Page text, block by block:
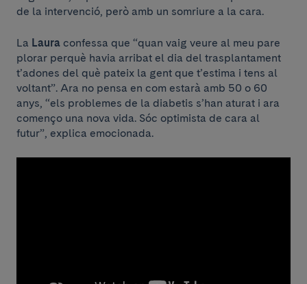
de la intervenció, però amb un somriure a la cara.
La Laura confessa que “quan vaig veure al meu pare
plorar perquè havia arribat el dia del trasplantament
t’adones del què pateix la gent que t’estima i tens al
voltant”. Ara no pensa en com estarà amb 50 o 60
anys, “els problemes de la diabetis s’han aturat i ara
començo una nova vida. Sóc optimista de cara al
futur”, explica emocionada.